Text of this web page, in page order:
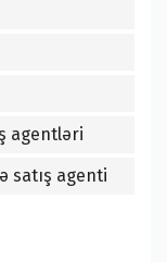
agentləri
satış agenti